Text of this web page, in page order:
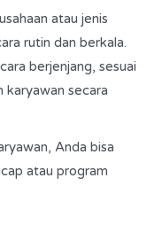
atau jenis
rutin dan berkala.
berjenjang, sesuai
karyawan secara
Anda bisa
atau program